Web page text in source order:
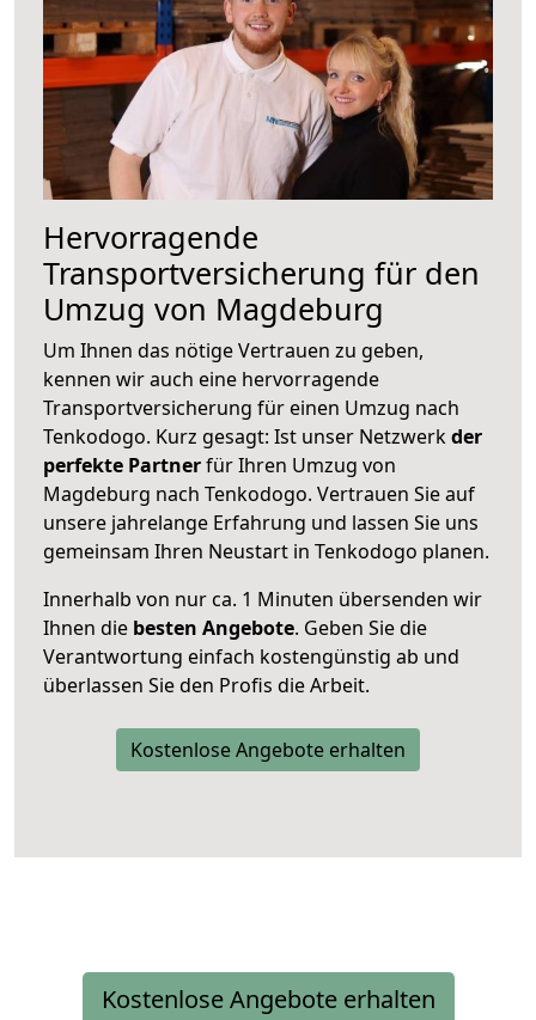
Hervorragende
Transportversicherung für den
Umzug von Magdeburg
Um Ihnen das nötige Vertrauen zu geben,
kennen wir auch eine hervorragende
Transportversicherung für einen Umzug nach
Tenkodogo. Kurz gesagt: Ist unser Netzwerkder
perfekte Partnerfür Ihren Umzug von
Magdeburg nach Tenkodogo. Vertrauen Sie auf
unsere jahrelange Erfahrung und lassen Sie uns
gemeinsam Ihren Neustart in Tenkodogo planen.
Innerhalb von nur ca. 1 Minuten übersenden wir
Ihnen die besten Angebote. Geben Sie die
Verantwortung einfach kostengünstig ab und
überlassen Sie den Profis die Arbeit.
Kostenlose Angebote erhalten
Kostenlose Angebote erhalten